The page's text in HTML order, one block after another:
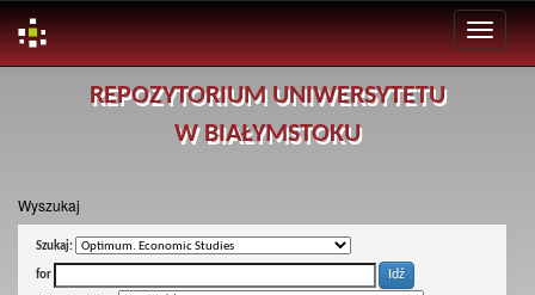
REPOZYTORIUM UNIWERSYTETU
W BIAŁYMSTOKU
Wyszukaj
Szukaj:
for